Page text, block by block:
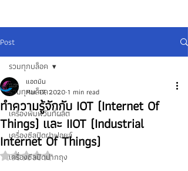
Post
รวมทุกบล็อค
เครื่องพิมพ์วันที่ผลิต
เครื่องซีลปิดฝาฟอยล์
เครื่องซีลปิดปากถุง
รวมทุกบล็อค
ทำความรู้จักกับ IOT (Internet Of
Things) และ IIOT (Industrial
Internet Of Things)
แอดมิน
Mar 17, 2020 1 min read
Rated NaN out of 5 stars.